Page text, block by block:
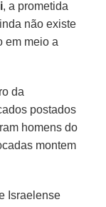
, a prometida
não existe
em meio a
da
postados
homens do
montem
Israelense